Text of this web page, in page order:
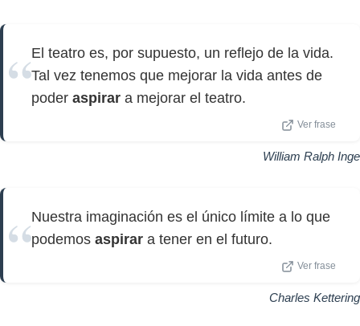
El teatro es, por supuesto, un reflejo de la vida.
Tal vez tenemos que mejorar la vida antes de
poder aspirar a mejorar el teatro.
Ver frase
William Ralph Inge
Nuestra imaginación es el único límite a lo que
podemos aspirar a tener en el futuro.
Ver frase
Charles Kettering